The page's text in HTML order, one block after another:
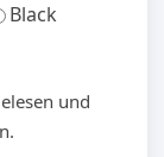
Black
und